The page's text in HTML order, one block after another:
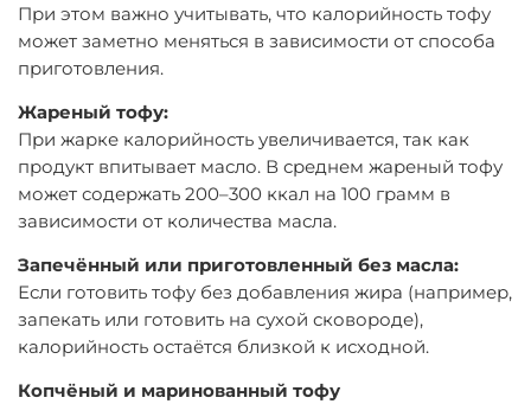
При этом важно учитывать, что калорийность тофу
может заметно меняться в зависимости от способа
приготовления.
Жареный тофу:
При жарке калорийность увеличивается, так как
продукт впитывает масло. В среднем жареный тофу
может содержать 200–300 ккал на 100 грамм в
зависимости от количества масла.
Запечённый или приготовленный без масла:
Если готовить тофу без добавления жира (например,
запекать или готовить на сухой сковороде),
калорийность остаётся близкой к исходной.
Копчёный и маринованный тофу